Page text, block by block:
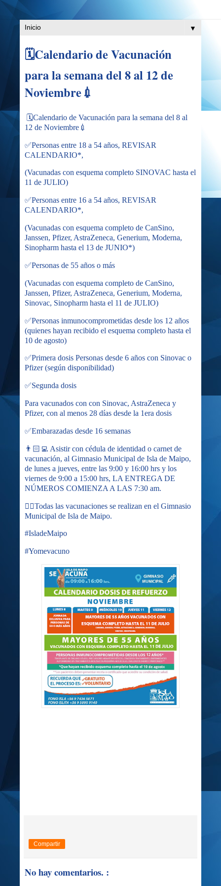
▼
🗓Calendario de Vacunación
para la semana del 8 al 12 de
Noviembre💉
🗓Calendario de Vacunación para la semana del 8 al
12 de Noviembre💉
✅Personas entre 18 a 54 años, REVISAR
CALENDARIO*,
(Vacunadas con esquema completo SINOVAC hasta el
11 de JULIO)
✅Personas entre 16 a 54 años, REVISAR
CALENDARIO*,
(Vacunadas con esquema completo de CanSino,
Janssen, Pfizer, AstraZeneca, Generium, Moderna,
Sinopharm hasta el 13 de JUNIO*)
✅Personas de 55 años o más
(Vacunadas con esquema completo de CanSino,
Janssen, Pfizer, AstraZeneca, Generium, Moderna,
Sinovac, Sinopharm hasta el 11 de JULIO)
✅Personas inmunocomprometidas desde los 12 años
(quienes hayan recibido el esquema completo hasta el
10 de agosto)
✅Primera dosis Personas desde 6 años con Sinovac o
Pfizer (según disponibilidad)
✅Segunda dosis
Para vacunados con con Sinovac, AstraZeneca y
Pfizer, con al menos 28 días desde la 1era dosis
✅Embarazadas desde 16 semanas
👨🏻‍💻 Asistir con cédula de identidad o carnet de
vacunación, al Gimnasio Municipal de Isla de Maipo,
de lunes a jueves, entre las 9:00 y 16:00 hrs y los
viernes de 9:00 a 15:00 hrs, LA ENTREGA DE
NÚMEROS COMIENZA A LAS 7:30 am.
✌🏻Todas las vacunaciones se realizan en el Gimnasio
Municipal de Isla de Maipo.
#IsladeMaipo
#Yomevacuno
Compartir
No hay comentarios. :